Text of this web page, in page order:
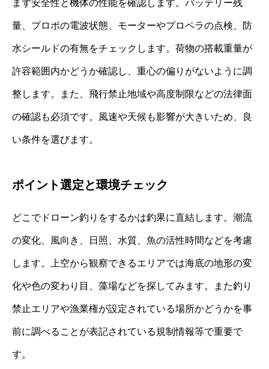
まず安全性と機体の性能を確認します。バッテリー残
量、プロポの電波状態、モーターやプロペラの点検、防
水シールドの有無をチェックします。荷物の搭載重量が
許容範囲内かどうか確認し、重心の偏りがないように調
整します。また、飛行禁止地域や高度制限などの法律面
の確認も必須です。風速や天候も影響が大きいため、良
い条件を選びます。
ポイント選定と環境チェック
どこでドローン釣りをするかは釣果に直結します。潮流
の変化、風向き、日照、水質、魚の活性時間などを考慮
します。上空から観察できるエリアでは海底の地形の変
化や色の変わり目、藻場などを探してみます。また釣り
禁止エリアや漁業権が設定されている場所かどうかを事
前に調べることが表記されている規制情報等で重要で
す。